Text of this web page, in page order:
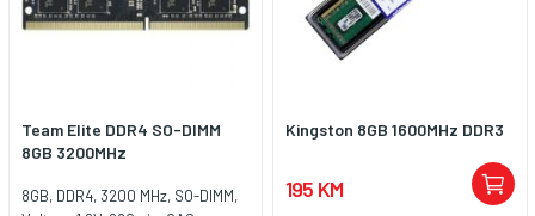
Team Elite DDR4 SO-DIMM
8GB 3200MHz
8GB, DDR4, 3200 MHz, SO-DIMM,
Kingston 8GB 1600MHz DDR3
195 KM